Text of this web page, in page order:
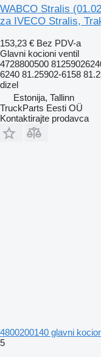
WABCO Stralis
za IVECO Stralis,
153,23 € Bez PDV-a
Glavni kocioni ventil
4728800500
6240 81.25902-6158
dizel
Estonija, Tallinn
TruckParts Eesti OÜ
Kontaktirajte prodavca
4800200140 glavni
5